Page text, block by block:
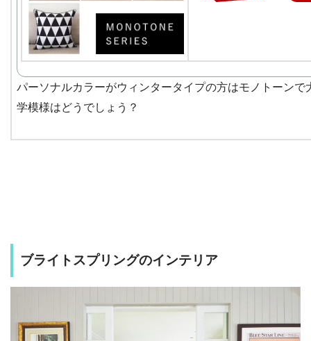
パーソナルカラーがウィンタータイプの方はモノトーンで
学模様はどうでしょう？
ブライトスプリングのインテリア